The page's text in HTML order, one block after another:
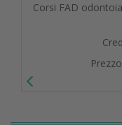
Corsi FAD